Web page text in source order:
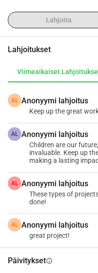
Monille maaseudun
heidän elämänsä
pimeässä, ja sosiaaliset
kalliita myös vaarallisia
ympäristöystävällisen
Tämän projektin
1000 aurinkolamppua
yhteisöissä. Tarjota
huollosta. Antaa panos
tarjoamalla pääsy valoon.
Miksi tämä on niin
Monissa perheissä
kerosiinilamppuja, jolloin
aineita yrittäessään
paitsi haitallisia heidän
tulipalovaarallisia.
Antamalla
Lahjoita
Lahjoitukset
Viimeaikaiset
AL Anonyymi lahjoitus
Keep up the great
AL Anonyymi lahjoitus
Children are our
invaluable. Keep up
making a lasting
AL Anonyymi lahjoitus
These types of
done!
AL Anonyymi lahjoitus
great project!
Päivityksetinfo